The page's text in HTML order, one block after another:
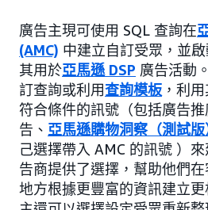
廣告主現可使用 SQL 查詢在
(AMC) 中建立自訂受眾，並
其用於亞馬遜 DSP 廣告活動
訂查詢或利用查詢模板 ，利
符合條件的訊號（包括廣告
告、 亞馬遜購物洞察（測試版
己選擇帶入 AMC 的訊號 ）
告商提供了選擇，幫助他們
地方根據更豐富的資訊建立